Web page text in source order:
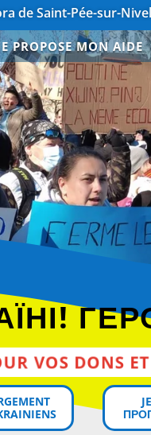
sur-Nivelle pour le don
PROPOSE MON AIDE
POUR VOS DONS ET